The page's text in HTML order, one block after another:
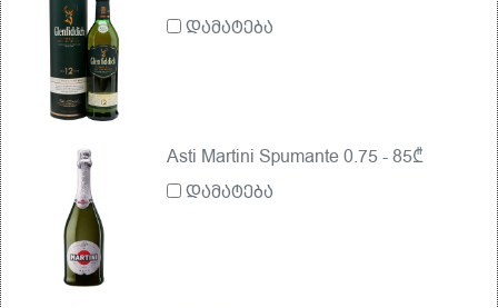
დამატება
Asti Martini Spumante 0.75 - 85₾
დამატება